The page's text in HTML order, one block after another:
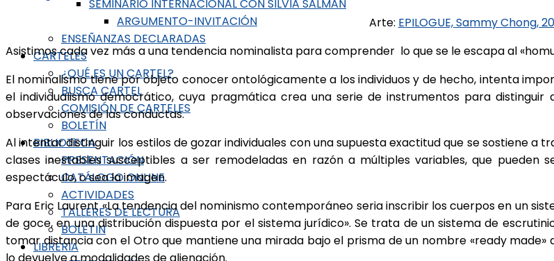
SEMINARIO INTERNACIONAL CON SILVIA SALMAN
ARGUMENTO-INVITACIÓN
ENSEÑANZAS DECLARADAS
CARTELES
¿QUÉ ES UN CARTEL?
BUSCA CARTEL
COMISIÓN DE CARTELES
BOLETÍN
BIBLIOTECA
PRESENTACIÓN
CATÁLOGO ONLINE
ACTIVIDADES
TALLERES DE LECTURA
BOLETIN
LIBRERIA
Arte: EPILOGUE, Sammy Chong,
Asistimos cada vez más a una tendencia nominalista para comprender lo que se le escapa al
El nominalismo tiene por objeto conocer ontológicamente a los individuos y de hecho, intenta
el individualismo democrático, cuya pragmática crea una serie de instrumentos para
observaciones de las conductas.
Al intentar distinguir los estilos de gozar individuales con una supuesta exactitud que se sostiene
clases inestables susceptibles a ser remodeladas en razón a múltiples variables, que
espectáculo, o sea la imagen.
Para Eric Laurent «La tendencia del nominismo contemporáneo seria inscribir los cuerpos en un
de goce, en una distribución dispuesta por el sistema jurídico». Se trata de un sistema de
tomar distancia con el Otro que mantiene una mirada bajo el prisma de un nombre «ready
lo devuelve a modalidades de alienación.